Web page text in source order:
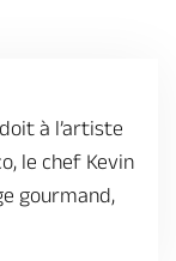
venir ? Ecrivez-nous
à l’artiste
le chef Kevin
gourmand,